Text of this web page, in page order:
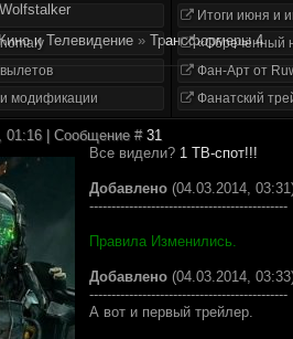
модификации
Итоги июня и
«Обречённый
Фан-Арт от
Фанатский
Wolfstalker
и Телевидение » Трансформеры 4
01:16 | Сообщение #31
Все видели? 1 ТВ-спот!!!
Добавлено (04.03.2014,
---------------------------------------------
Правила Изменились.
Добавлено (04.03.2014,
---------------------------------------------
А вот и первый трейлер.